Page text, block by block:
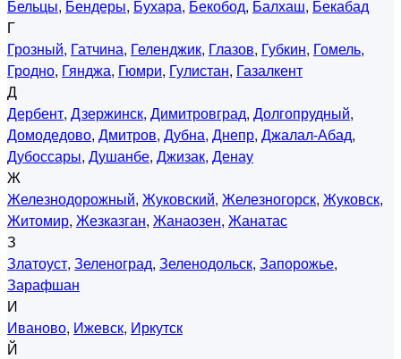
Бельцы, Бендеры, Бухара, Бекобод, Балхаш, Бекабад
Г
Грозный, Гатчина, Геленджик, Глазов, Губкин, Гомель,
Гродно, Гянджа, Гюмри, Гулистан, Газалкент
Д
Дербент, Дзержинск, Димитровград, Долгопрудный,
Домодедово, Дмитров, Дубна, Днепр, Джалал-Абад,
Дубоссары, Душанбе, Джизак, Денау
Ж
Железнодорожный, Жуковский, Железногорск, Жуковск,
Житомир, Жезказган, Жанаозен, Жанатас
З
Златоуст, Зеленоград, Зеленодольск, Запорожье,
Зарафшан
И
Иваново, Ижевск, Иркутск
Й